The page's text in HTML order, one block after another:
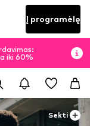
Į programėlę
iki 60%
Sekti